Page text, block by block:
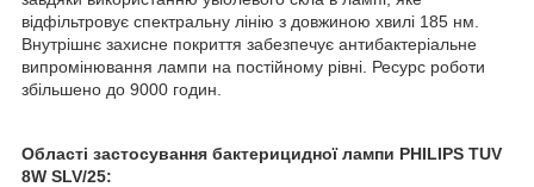
відфільтровує спектральну лінію з довжиною хвилі 185 нм.
Внутрішнє захисне покриття забезпечує антибактеріальне
випромінювання лампи на постійному рівні. Ресурс роботи
збільшено до 9000 годин.
Області застосування бактерицидної лампи PHILIPS TUV
8W SLV/25: